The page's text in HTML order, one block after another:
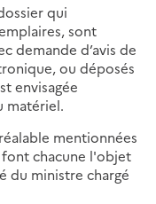
qui
sont
demande d’avis de
ou déposés
envisagée
matériel.
mentionnées
chacune l'objet
du ministre chargé